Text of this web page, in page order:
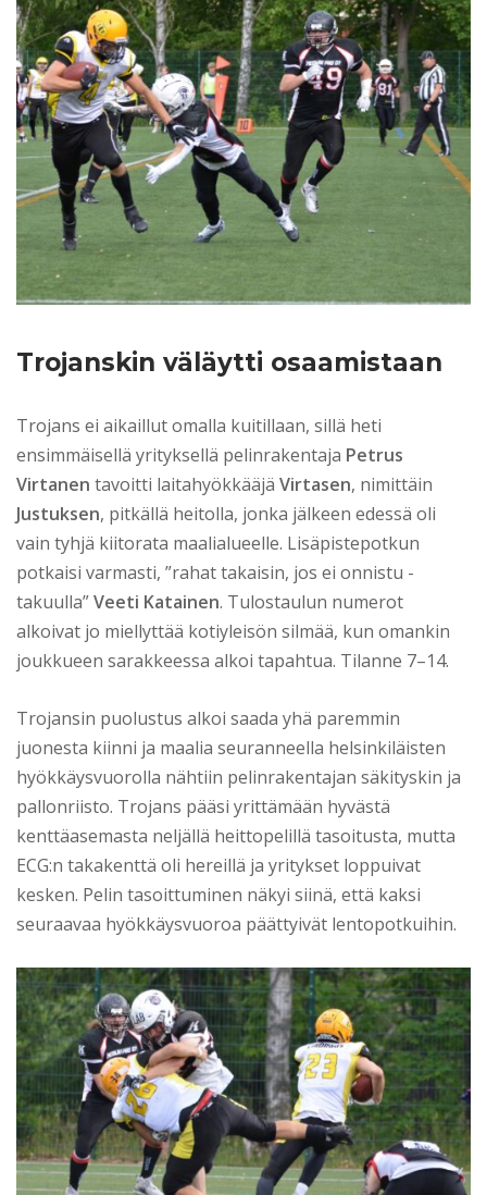
Trojanskin väläytti osaamistaan
Trojans ei aikaillut omalla kuitillaan, sillä heti
ensimmäisellä yrityksellä pelinrakentaja Petrus
Virtanen tavoitti laitahyökkääjä Virtasen, nimittäin
Justuksen, pitkällä heitolla, jonka jälkeen edessä oli
vain tyhjä kiitorata maalialueelle. Lisäpistepotkun
potkaisi varmasti, ”rahat takaisin, jos ei onnistu -
takuulla”Veeti Katainen. Tulostaulun numerot
alkoivat jo miellyttää kotiyleisön silmää, kun omankin
joukkueen sarakkeessa alkoi tapahtua. Tilanne 7–14.
Trojansin puolustus alkoi saada yhä paremmin
juonesta kiinni ja maalia seuranneella helsinkiläisten
hyökkäysvuorolla nähtiin pelinrakentajan säkityskin ja
pallonriisto. Trojans pääsi yrittämään hyvästä
kenttäasemasta neljällä heittopelillä tasoitusta, mutta
ECG:n takakenttä oli hereillä ja yritykset loppuivat
kesken. Pelin tasoittuminen näkyi siinä, että kaksi
seuraavaa hyökkäysvuoroa päättyivät lentopotkuihin.